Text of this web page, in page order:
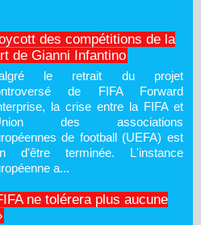
des compétitions de la
de Gianni Infantino
le retrait du projet
de FIFA Forward
la crise entre la FIFA et
des associations
de football (UEFA) est
d'être terminée. L'instance
a...
ne tolérera plus aucune